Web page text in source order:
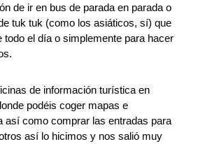
de ir en bus de parada en parada o
tuk tuk (como los asiáticos, sí) que
todo el día o simplemente para hacer
de información turística en
podéis coger mapas e
así como comprar las entradas para
así lo hicimos y nos salió muy